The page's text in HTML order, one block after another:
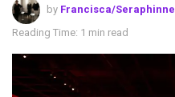
by Francisca/Seraphinne
Reading Time: 1 min read